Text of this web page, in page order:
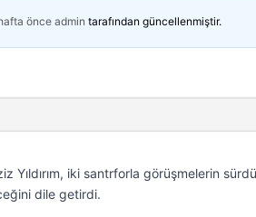
önceadmin tarafından güncellenmiştir.
Yıldırım, iki santrforla görüşmelerin
dile getirdi.